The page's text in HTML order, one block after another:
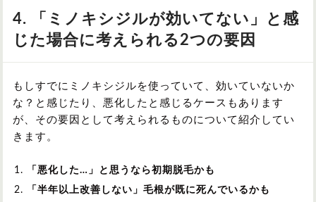
4. 「ミノキシジルが効いてない」と感
じた場合に考えられる2つの要因
もしすでにミノキシジルを使っていて、効いていないか
な？と感じたり、悪化したと感じるケースもあります
が、その要因として考えられるものについて紹介してい
きます。
「悪化した…」と思うなら初期脱毛かも
「半年以上改善しない」毛根が既に死んでいるかも